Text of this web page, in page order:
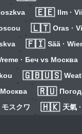
🇪🇪 Ilm ·
🇱🇹 Oras ·
🇫🇮 Sää ·
· Беч vs Москва
🇬🇧🇺🇸
Москва 🇷🇺
スクワ 🇭🇰 天氣